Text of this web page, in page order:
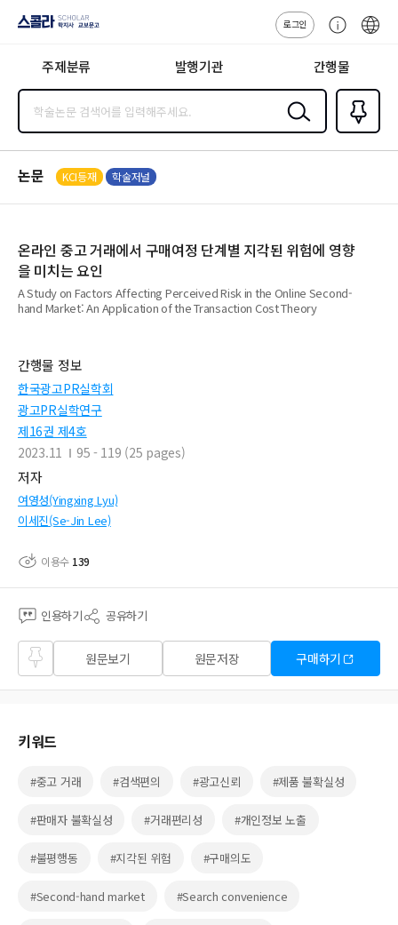
지사·교보문고
로그인
센
주제분류 발행기관 간행물
검색
즐겨찾
기0
논문 KCI등재 학술저널
온라인 중고 거래에서 구매여정 단계별 지각된 위험에 영향
을 미치는 요인
A Study on Factors Affecting Perceived Risk in the Online Second-
hand Market: An Application of the Transaction Cost Theory
간행물 정보
한국광고PR실학회
광고PR실학연구
제16권 제4호
2023.11
95 - 119 (25 pages)
저자
여영성(Yingxing Lyu)
이세진(Se-Jin Lee)
이용수 139
인용하기 공유하기
즐겨
찾기
원문보기 원문저장 구매하기
키워드
#중고 거래 #검색편의 #광고신뢰 #제품 불확실성
#판매자 불확실성 #거래편리성 #개인정보 노출
#불평행동 #지각된 위험 #구매의도
#Second-hand market #Search convenience